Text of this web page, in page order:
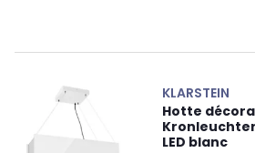
KLARSTEIN
Hotte
LED blanc